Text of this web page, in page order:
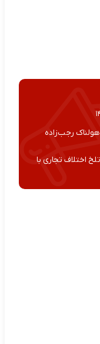
رجب‌زاده
اختلاف تجاری با